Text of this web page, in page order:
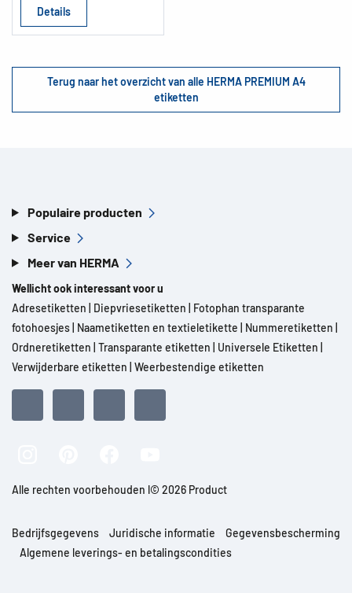
Details
Terug naar het overzicht van alle HERMA PREMIUM A4
etiketten
Populaire producten
Service
Meer van HERMA
Wellicht ook interessant voor u
Adresetiketten
Diepvriesetiketten
Fotophan transparante
fotohoesjes Naametiketten en textieletikette Nummeretiketten
Ordneretiketten Transparante etiketten Universele Etiketten
Verwijderbare etiketten Weerbestendige etiketten
Alle rechten voorbehouden l© 2026 Product
Bedrijfsgegevens Juridische informatie
Gegevensbescherming
Algemene leverings- en betalingscondities